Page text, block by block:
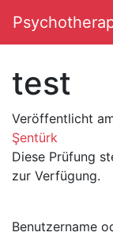
test
Veröffentlicht
Şentürk
Diese Prüfung
zur Verfügung.
Benutzername